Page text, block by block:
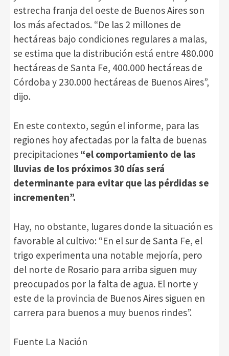
estrecha franja del oeste de Buenos Aires son
los más afectados. “De las 2 millones de
hectáreas bajo condiciones regulares a malas,
se estima que la distribución está entre 480.000
hectáreas de Santa Fe, 400.000 hectáreas de
Córdoba y 230.000 hectáreas de Buenos Aires”,
dijo.
En este contexto, según el informe, para las
regiones hoy afectadas por la falta de buenas
precipitaciones “el comportamiento de las
lluvias de los próximos 30 días será
determinante para evitar que las pérdidas se
incrementen”.
Hay, no obstante, lugares donde la situación es
favorable al cultivo: “En el sur de Santa Fe, el
trigo experimenta una notable mejoría, pero
del norte de Rosario para arriba siguen muy
preocupados por la falta de agua. El norte y
este de la provincia de Buenos Aires siguen en
carrera para buenos a muy buenos rindes”.
Fuente La Nación